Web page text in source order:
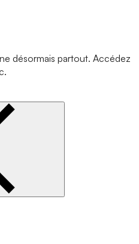
désormais partout. Accédez